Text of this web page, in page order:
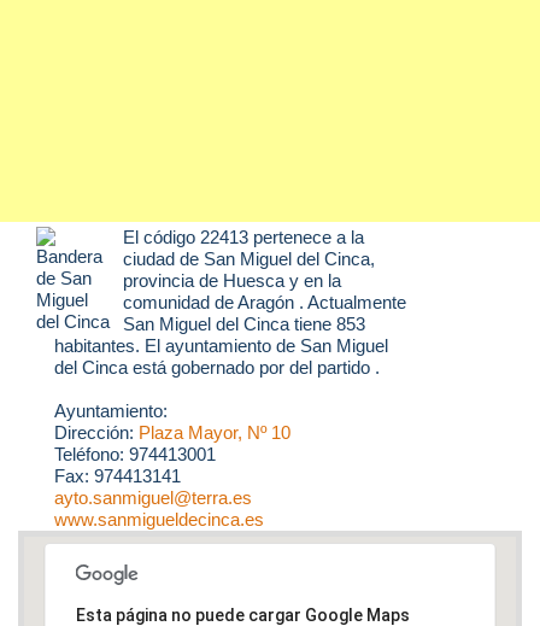
El código 22413 pertenece a la
ciudad de San Miguel del Cinca,
provincia de Huesca y en la
comunidad de Aragón . Actualmente
San Miguel del Cinca tiene 853
habitantes. El ayuntamiento de San Miguel
del Cinca está gobernado por del partido .
Ayuntamiento:
Dirección: Plaza Mayor, Nº 10
Teléfono: 974413001
Fax: 974413141
ayto.sanmiguel@terra.es
www.sanmigueldecinca.es
Esta página no puede cargar Google Maps